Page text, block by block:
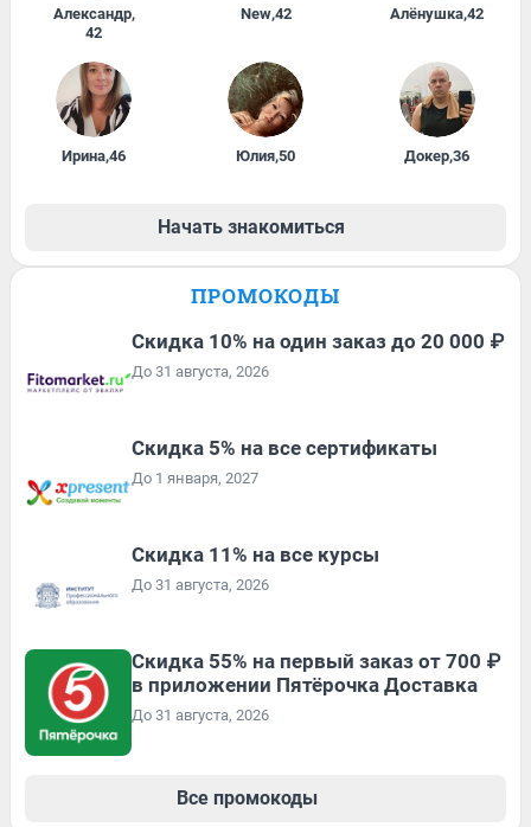
Александр,
42
New,42 Алёнушка,42
Ирина,46 Юлия,50 Докер,36
Начать знакомиться
ПРОМОКОДЫ
Скидка 10% на один заказ до 20 000 ₽
До 31 августа, 2026
Скидка 5% на все сертификаты
До 1 января, 2027
Скидка 11% на все курсы
До 31 августа, 2026
Скидка 55% на первый заказ от 700 ₽
в приложении Пятёрочка Доставка
До 31 августа, 2026
Все промокоды